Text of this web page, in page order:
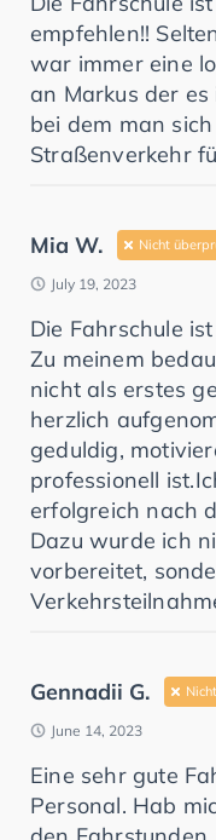
empfehlen!!
war immer eine
an Markus der
bei dem man
Straßenverkehr
Mia W. Nicht
July 19, 2023
Die Fahrschule
Zu meinem
nicht als erstes
herzlich
geduldig,
professionell
erfolgreich nach
Dazu wurde ich
vorbereitet,
Gennadii G.
June 14, 2023
Eine sehr gute
Personal. Hab